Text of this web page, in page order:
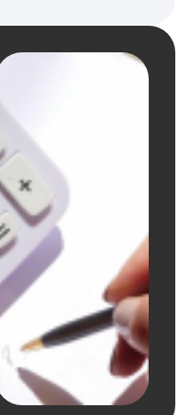
грамотно
расчеты и подвел
по результатам
исследования.
Вид работы:
Диссертация
Дата:2024-11-20
Удобная форма
оплаты, есть
официальный
работу выполнили
оговоренные
сдачи,